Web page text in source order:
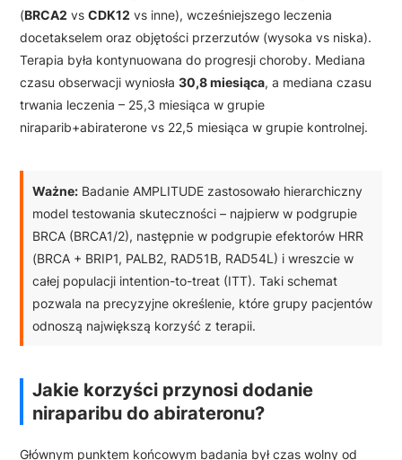
(BRCA2 vs CDK12 vs inne), wcześniejszego leczenia
docetakselem oraz objętości przerzutów (wysoka vs niska).
Terapia była kontynuowana do progresji choroby. Mediana
czasu obserwacji wyniosła 30,8 miesiąca, a mediana czasu
trwania leczenia – 25,3 miesiąca w grupie
niraparib+abiraterone vs 22,5 miesiąca w grupie kontrolnej.
Ważne: Badanie AMPLITUDE zastosowało hierarchiczny
model testowania skuteczności – najpierw w podgrupie
BRCA (BRCA1/2), następnie w podgrupie efektorów HRR
(BRCA + BRIP1, PALB2, RAD51B, RAD54L) i wreszcie w
całej populacji intention-to-treat (ITT). Taki schemat
pozwala na precyzyjne określenie, które grupy pacjentów
odnoszą największą korzyść z terapii.
Jakie korzyści przynosi dodanie
niraparibu do abirateronu?
Głównym punktem końcowym badania był czas wolny od